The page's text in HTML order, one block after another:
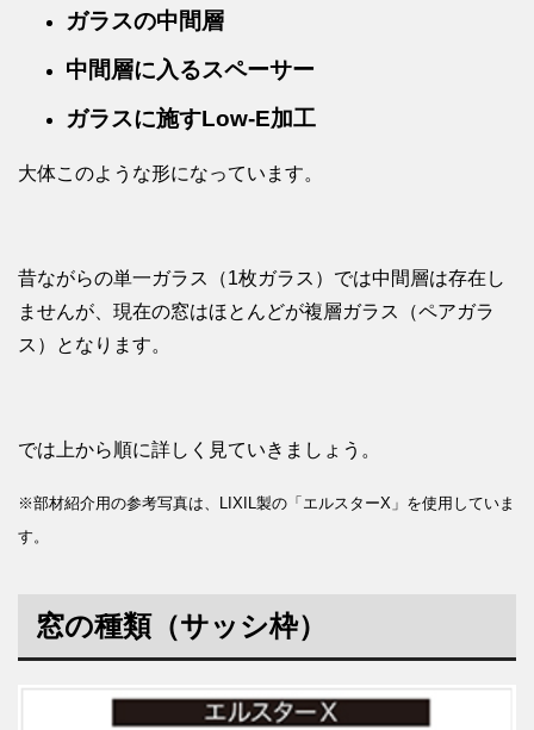
ガラスの中間層
中間層に入るスペーサー
ガラスに施すLow-E加工
大体このような形になっています。
昔ながらの単一ガラス（1枚ガラス）では中間層は存在し
ませんが、現在の窓はほとんどが複層ガラス（ペアガラ
ス）となります。
では上から順に詳しく見ていきましょう。
※部材紹介用の参考写真は、LIXIL製の「エルスターX」を使用していま
す。
窓の種類（サッシ枠）